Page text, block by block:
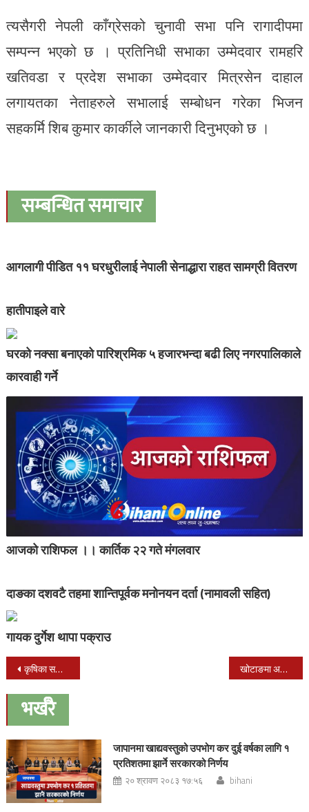
त्यसैगरी नेपली काँग्रेसको चुनावी सभा पनि रागादीपमा
सम्पन्न भएको छ । प्रतिनिधी सभाका उम्मेदवार रामहरि
खतिवडा र प्रदेश सभाका उम्मेदवार मित्रसेन दाहाल
लगायतका नेताहरुले सभालाई सम्बोधन गरेका भिजन
सहकर्मि शिब कुमार कार्कीले जानकारी दिनुभएको छ ।
सम्बन्धित समाचार
आगलागी पीडित ११ घरधुरीलाई नेपाली सेनाद्धारा राहत सामग्री वितरण
हातीपाइले वारे
घरको नक्सा बनाएको पारिश्रमिक ५ हजारभन्दा बढी लिए नगरपालिकाले
कारवाही गर्ने
आजको राशिफल ।। कार्तिक २२ गते मंगलवार
दाङका दशवटै तहमा शान्तिपूर्वक मनोनयन दर्ता (नामावली सहित)
गायक दुर्गेश थापा पक्राउ
Post
navigation
कृषिका सवालमा आधारित अन्तरक्रिया कार्यक्रम सम्पन्न खोटाङमा अलैंची उत्पादनमा बृद्धि ,भाउ नपाउँदा कृषक चिन्तित
भर्खरै
जापानमा खाद्यवस्तुको उपभोग कर दुई वर्षका लागि १
प्रतिशतमा झार्ने सरकारको निर्णय
२० श्रावण २०८३ १७:५६ bihani